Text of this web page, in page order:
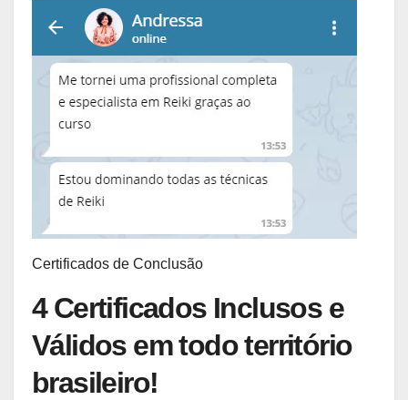
Certificados de Conclusão
4 Certificados Inclusos e
Válidos em todo território
brasileiro!